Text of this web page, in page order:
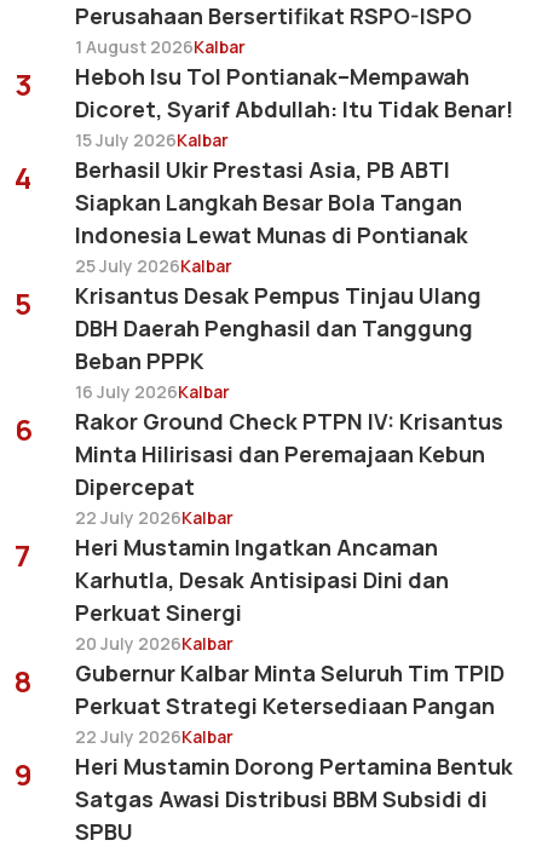
Perusahaan Bersertifikat RSPO-ISPO
1 August 2026Kalbar
3
Heboh Isu Tol Pontianak–Mempawah
Dicoret, Syarif Abdullah: Itu Tidak Benar!
15 July 2026Kalbar
4
Berhasil Ukir Prestasi Asia, PB ABTI
Siapkan Langkah Besar Bola Tangan
Indonesia Lewat Munas di Pontianak
25 July 2026Kalbar
5
Krisantus Desak Pempus Tinjau Ulang
DBH Daerah Penghasil dan Tanggung
Beban PPPK
16 July 2026Kalbar
6
Rakor Ground Check PTPN IV: Krisantus
Minta Hilirisasi dan Peremajaan Kebun
Dipercepat
22 July 2026Kalbar
7
Heri Mustamin Ingatkan Ancaman
Karhutla, Desak Antisipasi Dini dan
Perkuat Sinergi
20 July 2026Kalbar
8
Gubernur Kalbar Minta Seluruh Tim TPID
Perkuat Strategi Ketersediaan Pangan
22 July 2026Kalbar
9
Heri Mustamin Dorong Pertamina Bentuk
Satgas Awasi Distribusi BBM Subsidi di
SPBU